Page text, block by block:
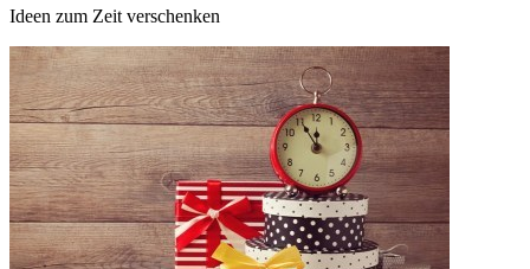
Ideen zum Zeit verschenken